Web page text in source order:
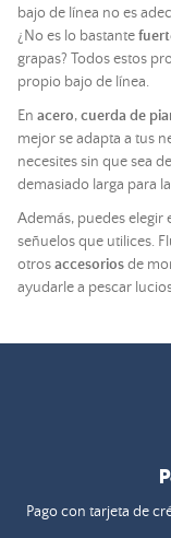
bajo de línea no es
¿No es lo bastante
grapas? Todos estos
propio bajo de línea.
En acero,cuerda de
mejor se adapta a tus
necesites sin que sea
demasiado larga para
Además, puedes elegir
señuelos que utilices.
otrosaccesoriosde
ayudarle a pescar
Pago con tarjeta de